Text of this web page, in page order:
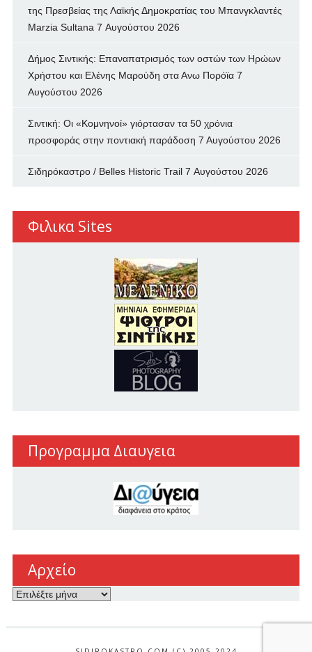
της Πρεσβείας της Λαϊκής Δημοκρατίας του Μπανγκλαντές
Marzia Sultana 7 Αυγούστου 2026
Δήμος Σιντικής: Επαναπατρισμός των oστών των Ηρώων
Χρήστου και Ελένης Μαρούδη στα Ανω Πορόϊα 7
Αυγούστου 2026
Σιντική: Οι «Κομνηνοί» γιόρτασαν τα 50 χρόνια
προσφοράς στην ποντιακή παράδοση 7 Αυγούστου 2026
Σιδηρόκαστρο / Belles Historic Trail 7 Αυγούστου 2026
Φιλικα Sites
Προγραμμα Διαυγεια
Αρχείο
Αρχείο